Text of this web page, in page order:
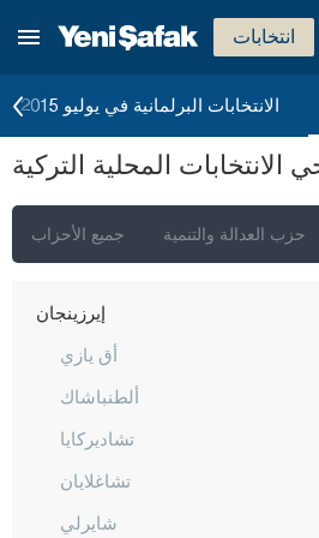
انتخابات
الانتخابات البرلمانية في يوليو 2015
الانتخابات المحلية التركية
جميع الأحزاب حزب العدالة والتنمية
جوروم
دينيزلي
دياربكر
دوزجا
إلازغ
إيرزينجان
أق يازي
ألطنباشاك
تشاديركايا
تشاغلايان
شايرلي